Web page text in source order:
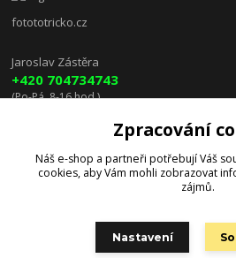
fotototricko.cz
Jaroslav Zástěra
+420 704734743
(Po-Pá, 8-16 hod.)
lenkazasterova@centrum.cz
Zpracování
Náš e-shop a partneři potřebují Váš
cookies, aby Vám mohli zobrazovat
zájmů.
Nastavení